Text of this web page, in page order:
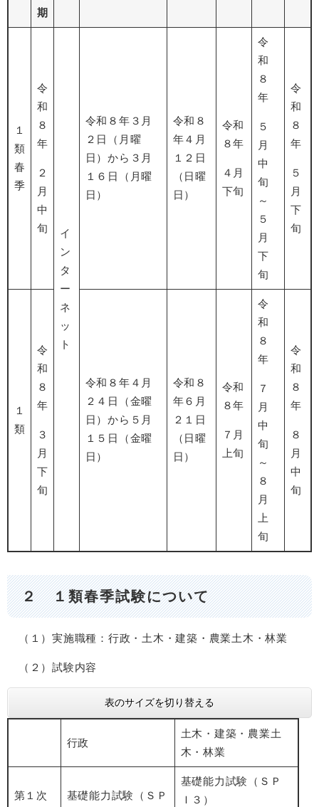
期
１
類
春
季
令
和
８
年
２
月
中
旬
イ
ン
タ
ー
ネ
ッ
ト
令和８年３月
２日（月曜
日）から３月
１６日（月曜
日）
令和８
年４月
１２日
（日曜
日）
令和
８年
４月
下旬
令
和
８
年
５
月
中
旬
～
５
月
下
旬
令
和
８
年
５
月
下
旬
１
類
令
和
８
年
３
月
下
旬
令和８年４月
２４日（金曜
日）から５月
１５日（金曜
日）
令和８
年６月
２１日
（日曜
日）
令和
８年
７月
上旬
令
和
８
年
７
月
中
旬
～
８
月
上
旬
令
和
８
年
８
月
中
旬
２ １類春季試験について
（１）実施職種：行政・土木・建築・農業土木・林業
（２）試験内容
表のサイズを切り替える
行政
土木・建築・農業土
木・林業
第１次
基礎能力試験（ＳＰ
基礎能力試験（ＳＰ
Ｉ３）